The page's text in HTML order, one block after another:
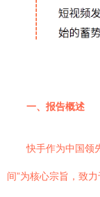
一、报告概述
快手作为中国领
间”为核心宗旨，致